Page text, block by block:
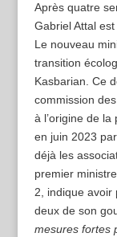
Après quatre
Gabriel Attal
Le nouveau
transition
Kasbarian. Ce
commission
à l’origine de
en juin 2023
déjà les
premier
2, indique avoir
deux de son
mesures fortes